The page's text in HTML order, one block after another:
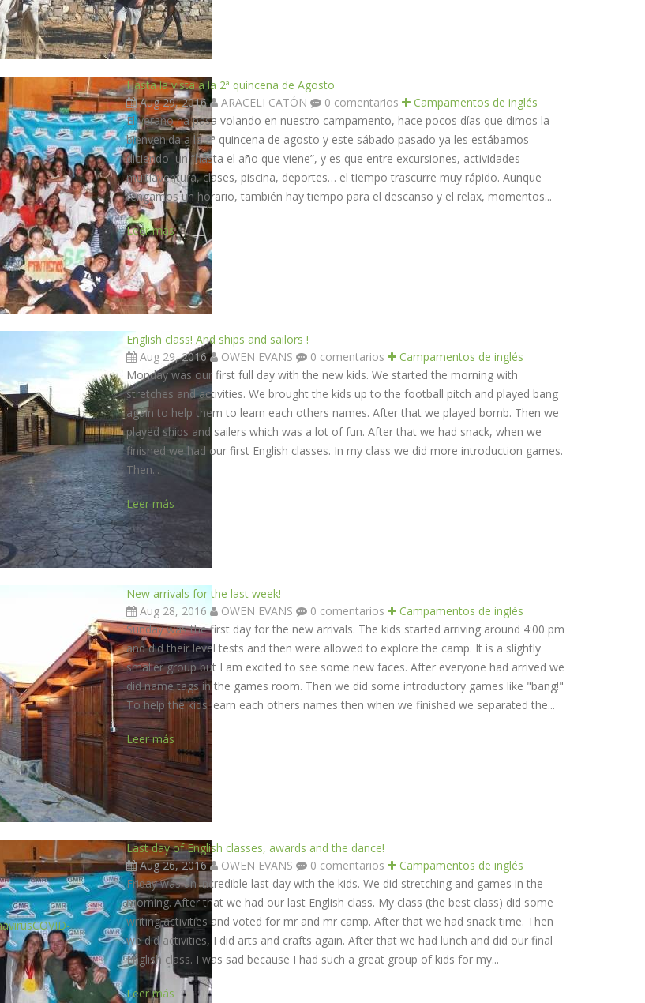
Hasta la vista a la 2ª quincena de Agosto
Aug 29, 2016 ARACELI CATÓN 0 comentarios
Campamentos de inglés
El verano ha pasa volando en nuestro campamento, hace pocos días que dimos la
bienvenida a la 2ª quincena de agosto y este sábado pasado ya les estábamos
diciendo un “hasta el año que viene”, y es que entre excursiones, actividades
multiaventura, clases, piscina, deportes… el tiempo trascurre muy rápido. Aunque
tengamos un horario, también hay tiempo para el descanso y el relax, momentos...
Leer más
English class! And ships and sailors !
Aug 29, 2016 OWEN EVANS 0 comentarios
Campamentos de inglés
Monday was our first full day with the new kids. We started the morning with
stretches and activities. We brought the kids up to the football pitch and played bang
again to help them to learn each others names. After that we played bomb. Then we
played ships and sailers which was a lot of fun. After that we had snack, when we
finished we had our first English classes. In my class we did more introduction games.
Then...
Leer más
New arrivals for the last week!
Aug 28, 2016
OWEN EVANS 0 comentarios
Campamentos de inglés
Sunday was the first day for the new arrivals. The kids started arriving around 4:00 pm
and did their level tests and then were allowed to explore the camp. It is a slightly
smaller group but I am excited to see some new faces. After everyone had arrived we
did name tags in the games room. Then we did some introductory games like "bang!"
To help the kids learn each others names then when we finished we separated the...
Leer más
Last day of English classes, awards and the dance!
Aug 26, 2016 OWEN EVANS 0 comentarios
Campamentos de inglés
Friday was an incredible last day with the kids. We did stretching and games in the
morning. After that we had our last English class. My class (the best class) did some
writing activities and voted for mr and mr camp. After that we had snack time. Then
we did activities, I did arts and crafts again. After that we had lunch and did our final
English class. I was sad because I had such a great group of kids for my...
Leer más
COVID-